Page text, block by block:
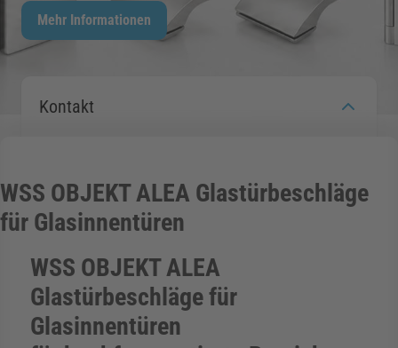
für Kategorie Zargen anzeigen
für Kategorie Aussenverglasung
Mehr Informationen
Kontakt
WSS OBJEKT ALEA Glastürbeschläge
für Glasinnentüren
WSS OBJEKT ALEA
Glastürbeschläge für
Glasinnentüren